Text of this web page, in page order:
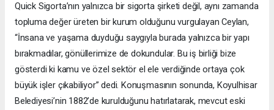
Quick Sigorta’nın yalnızca bir sigorta şirketi değil, aynı zamanda
topluma değer üreten bir kurum olduğunu vurgulayan Ceylan,
“İnsana ve yaşama duyduğu saygıyla burada yalnızca bir yapı
bırakmadılar, gönüllerimize de dokundular. Bu iş birliği bize
gösterdi ki kamu ve özel sektör el ele verdiğinde ortaya çok
büyük işler çıkabiliyor” dedi. Konuşmasının sonunda, Koyulhisar
Belediyesi’nin 1882’de kurulduğunu hatırlatarak, mevcut eski